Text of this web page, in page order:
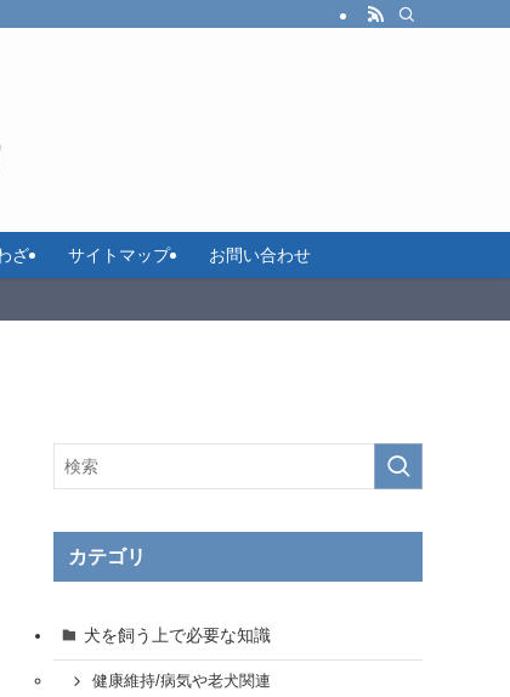
ざ サイトマップ お問い合わせ
カテゴリ
犬を飼う上で必要な知識
健康維持/病気や老犬関連